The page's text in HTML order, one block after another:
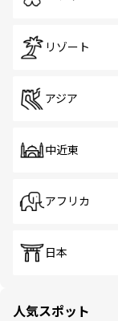
リゾート
アジア
中近東
アフリカ
日本
人気スポット